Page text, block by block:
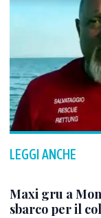
LEGGI ANCHE
Maxi gru a
sbarco per il